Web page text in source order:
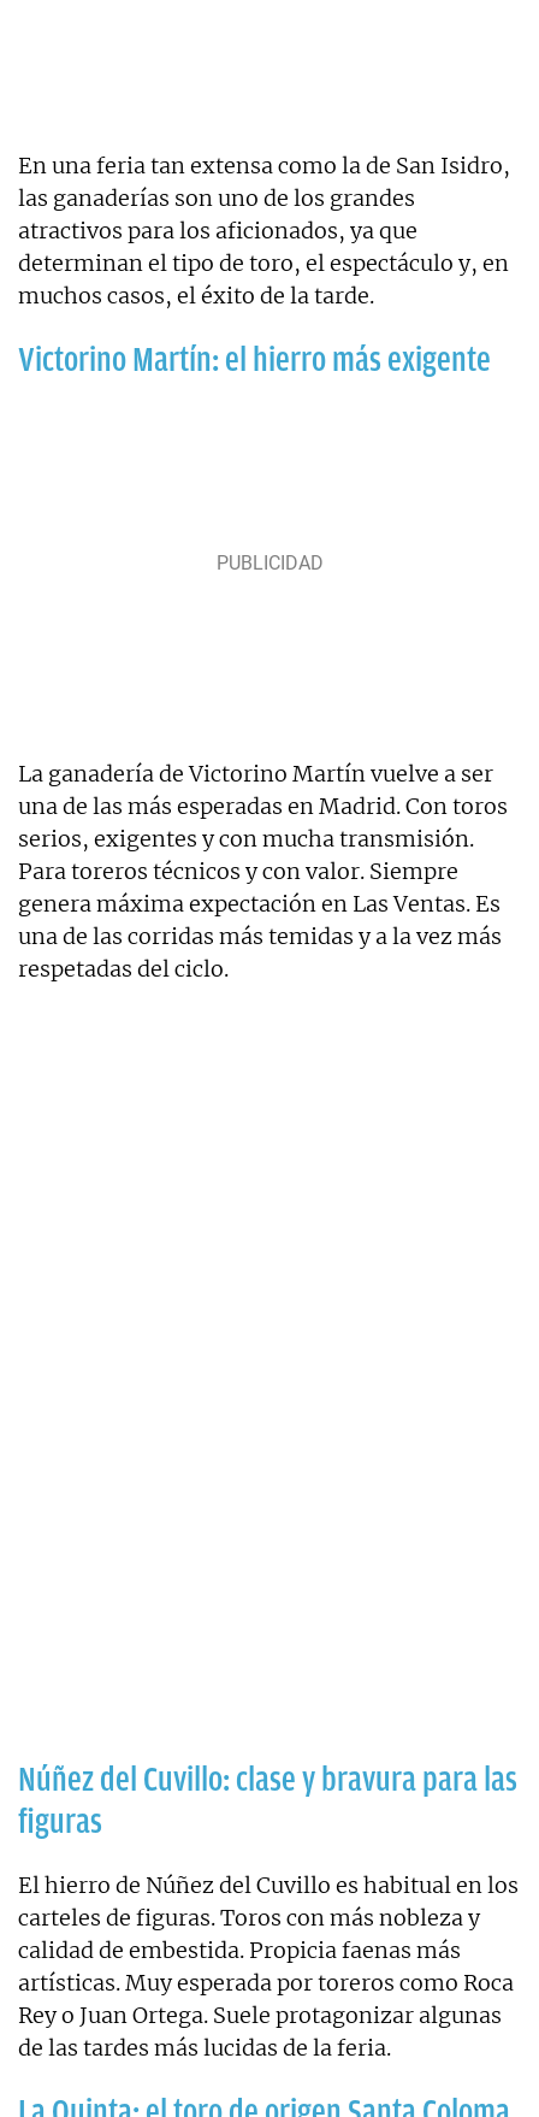
En una feria tan extensa como la de San Isidro,
las ganaderías son uno de los grandes
atractivos para los aficionados, ya que
determinan el tipo de toro, el espectáculo y, en
muchos casos, el éxito de la tarde.
Victorino Martín: el hierro más exigente
La ganadería de Victorino Martín vuelve a ser
una de las más esperadas en Madrid. Con toros
serios, exigentes y con mucha transmisión.
Para toreros técnicos y con valor. Siempre
genera máxima expectación en Las Ventas. Es
una de las corridas más temidas y a la vez más
respetadas del ciclo.
Núñez del Cuvillo: clase y bravura para las
figuras
El hierro de Núñez del Cuvillo es habitual en los
carteles de figuras. Toros con más nobleza y
calidad de embestida. Propicia faenas más
artísticas. Muy esperada por toreros como Roca
Rey o Juan Ortega. Suele protagonizar algunas
de las tardes más lucidas de la feria.